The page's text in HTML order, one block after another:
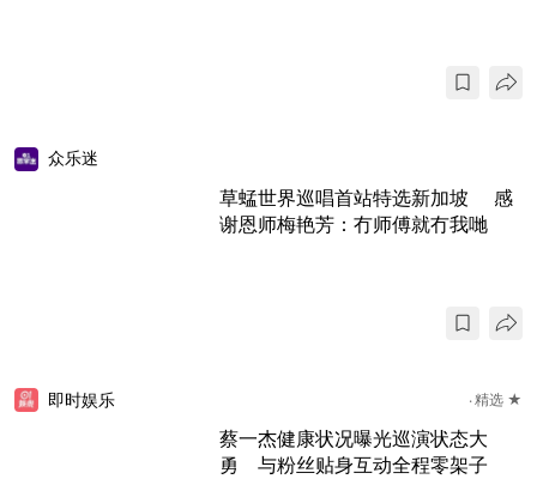
众乐迷
草蜢世界巡唱首站特选新加坡 感
谢恩师梅艳芳：冇师傅就冇我哋
即时娱乐 精选 ★
蔡一杰健康状况曝光巡演状态大
勇 与粉丝贴身互动全程零架子